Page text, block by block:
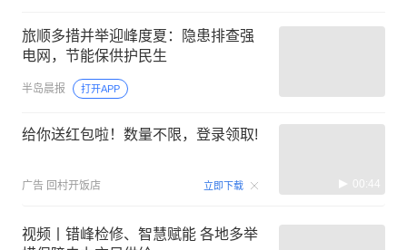
旅顺多措并举迎峰度夏：隐患排查强
电网，节能保供护民生
半岛晨报 打开APP
给你送红包啦！数量不限，登录领取!
广告 回村开饭店 立即下载 00:44
视频丨错峰检修、智慧赋能 各地多举